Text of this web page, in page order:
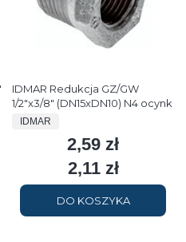
IDMAR Redukcja GZ/GW
1/2"x3/8" (DN15xDN10) N4 ocynk
PRODUCENT
IDMAR
Cena
2,59 zł
Cena
2,11 zł
DO KOSZYKA